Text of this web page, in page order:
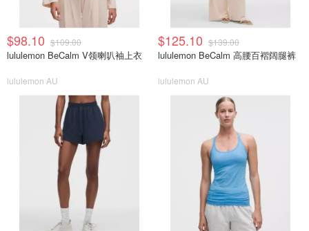
$98.10 $109.00
lululemon BeCalm V领喇叭袖上衣
lululemon AU
$125.10 $139.00
lululemon BeCalm 高腰百褶阔腿裤
lululemon AU